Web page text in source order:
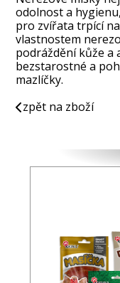
odolnost a
pro zvířata trpící
vlastnostem
podráždění kůže a
bezstarostné a
mazlíčky.
zpět na zboží